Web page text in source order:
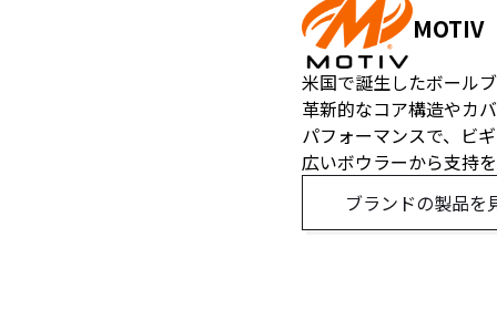
MOTIV
米国で誕生したボール
革新的なコア構造やカ
パフォーマンスで、ビ
広いボウラーから支持を
ブランドの製品を